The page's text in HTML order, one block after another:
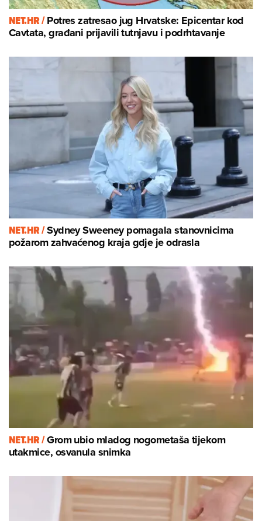
NET.HR /Potres zatresao jug Hrvatske: Epicentar kod
Cavtata, građani prijavili tutnjavu i podrhtavanje
NET.HR /Sydney Sweeney pomagala stanovnicima
požarom zahvaćenog kraja gdje je odrasla
NET.HR /Grom ubio mladog nogometaša tijekom
utakmice, osvanula snimka